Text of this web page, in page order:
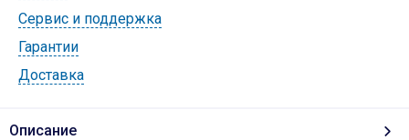
Cервис и поддержка
Гарантии
Доставка
Описание